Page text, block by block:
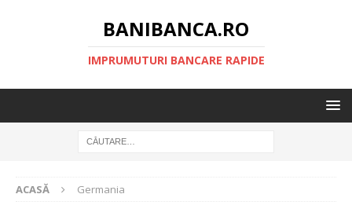
BANIBANCA.RO
IMPRUMUTURI BANCARE RAPIDE
ACASĂ Germania